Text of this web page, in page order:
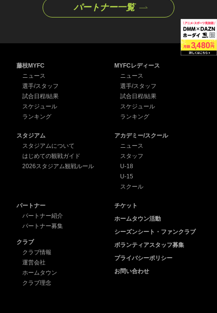
パートナー一覧
藤枝MYFC
ニュース
選手/スタッフ
試合日程/結果
スケジュール
ランキング
MYFCレディース
ニュース
選手/スタッフ
試合日程/結果
スケジュール
ランキング
スタジアム
スタジアムについて
はじめての観戦ガイド
2026スタジアム観戦ルール
アカデミー/スクール
ニュース
スタッフ
U-18
U-15
スクール
パートナー
パートナー紹介
パートナー募集
クラブ
クラブ情報
運営会社
ホームタウン
クラブ理念
チケット
ホームタウン活動
シーズンシート・ファンクラブ
ボランティアスタッフ募集
プライバシーポリシー
お問い合わせ